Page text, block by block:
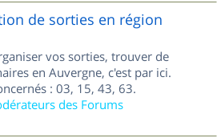
de sorties en région
vos sorties, trouver de
en Auvergne, c'est par ici.
: 03, 15, 43, 63.
des Forums